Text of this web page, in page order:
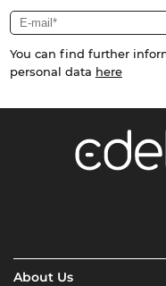
You can find further
personal data here
About Us